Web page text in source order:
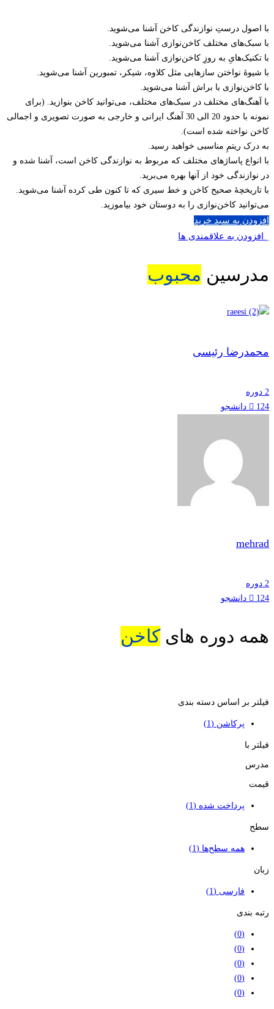
با اصول درستِ نوازندگی کاخن آشنا می‌شوید.
با سبک‌های مختلف کاخن‌نوازی آشنا می‌شوید.
با تکنیک‌هایِ به روزِ کاخن‌نوازی آشنا می‌شوید.
با شیوۀ نواختن سازهایی مثل کلاوه، شیکر، تمبورین آشنا می‌شوید.
با کاخن‌نوازی با براش آشنا می‌شوید.
با آهنگ‌های مختلف در سبک‌های مختلف، می‌توانید کاخن بنوازید. (برای
نمونه با حدود 20 الی 30 آهنگ ایرانی و خارجی به صورت تصویری و اجمالی
کاخن نواخته شده است).
به درک ریتمِ مناسبی خواهید رسید.
با انواع پاساژهای مختلف که مربوط به نوازندگی کاخن است، آشنا شده و
در نوازندگی خود از آنها بهره می‌برید.
با تاریخچۀ صحیح کاخن و خط سیری که تا کنون طی کرده آشنا می‌شوید.
می‌توانید کاخن‌نوازی را به دوستان خود بیاموزید.
افزودن به سبد خرید
افزودن به علاقمندی ها
مدرسین محبوب
محمدرضا رئیسی
2 دوره
124 دانشجو
mehrad
2 دوره
124 دانشجو
همه دوره هایکاخن
فیلتر بر اساس دسته بندی
پرکاشن (1)
فیلتر با
مدرس
قیمت
پرداخت شده (1)
سطح
همه سطح‌ها (1)
زبان
فارسی (1)
رتبه بندی
(0)
(0)
(0)
(0)
(0)